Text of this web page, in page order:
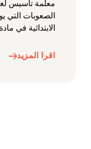
معلمة تأسيس
الصعوبات التي
الابتدائية في
اقرا المزيد